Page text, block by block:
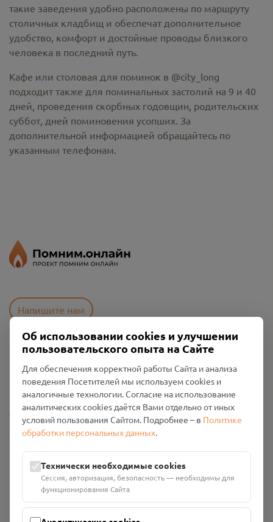
такие заведения удобно расположены по маршруту
столичных кладбищ и обеспечат дополнительное
удобство, комфорт и достойные проводы близкого
человека в последний путь.
Кафе или столовая для поминок в @city_long
подходит также для поминальных застолий на 9 и 40
дней, проведения скорбных годовщин, родительских
суббот, дней поминовения усопших. За
дополнительной информацией обращайтесь по
указанным телефонам.
Напишите нам
Политика конфиденциальности
Промо-материалы
Настройки cookies
Общество с ограниченной ответственностью «Смоленский
Проект Помним»
ИНН: 6700029207 ОГРН: 1256700001986
Юридический адрес: 216790, Смоленская область, р-н
Руднянский, г. Рудня, улица Западная, д. 26А, пом. 18
Номер счёта: 40702810901130004287 в АО "АЛЬФА-БАНК"
Об использовании cookies и улучшении
пользовательского опыта на Сайте
Для обеспечения корректной работы Сайта и анализа
поведения Посетителей мы используем cookies и
аналогичные технологии. Согласие на использование
аналитических cookies даётся Вами отдельно от иных
условий пользования Сайтом. Подробнее – в Политике
обработки персональных данных.
Технически необходимые cookies
Сессия, авторизация, безопасность — необходимы для
функционирования Сайта